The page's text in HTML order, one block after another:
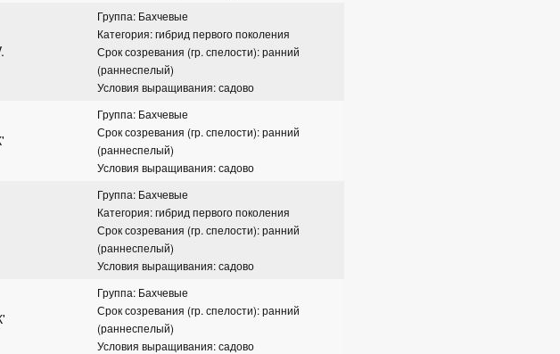
Группа: Бахчевые
Категория: гибрид первого поколения
Срок созревания (гр. спелости): ранний
(раннеспелый)
Условия выращивания: садово
Группа: Бахчевые
Срок созревания (гр. спелости): ранний
(раннеспелый)
Условия выращивания: садово
Группа: Бахчевые
Категория: гибрид первого поколения
Срок созревания (гр. спелости): ранний
(раннеспелый)
Условия выращивания: садово
Группа: Бахчевые
Срок созревания (гр. спелости): ранний
(раннеспелый)
Условия выращивания: садово